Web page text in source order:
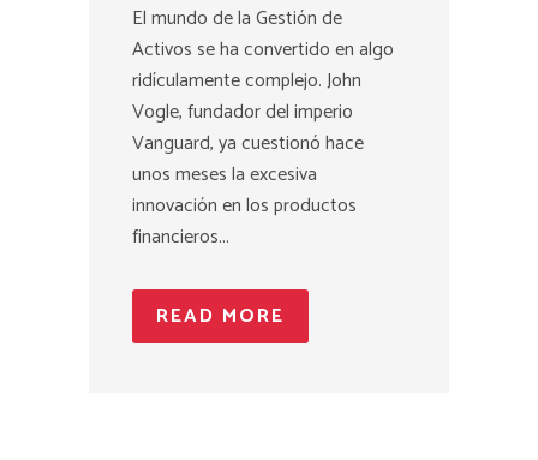
El mundo de la Gestión de
Activos se ha convertido en algo
ridículamente complejo. John
Vogle, fundador del imperio
Vanguard, ya cuestionó hace
unos meses la excesiva
innovación en los productos
financieros...
READ MORE